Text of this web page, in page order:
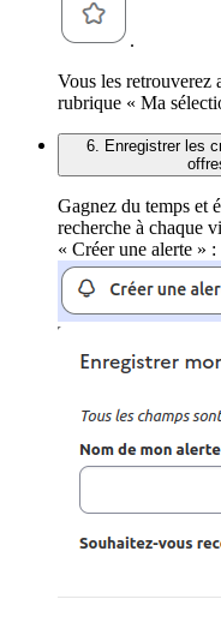
.
Vous les retrouverez
rubrique « Ma
6. Enregistrer les
Gagnez du temps et
recherche à chaque
« Créer une alerte » :